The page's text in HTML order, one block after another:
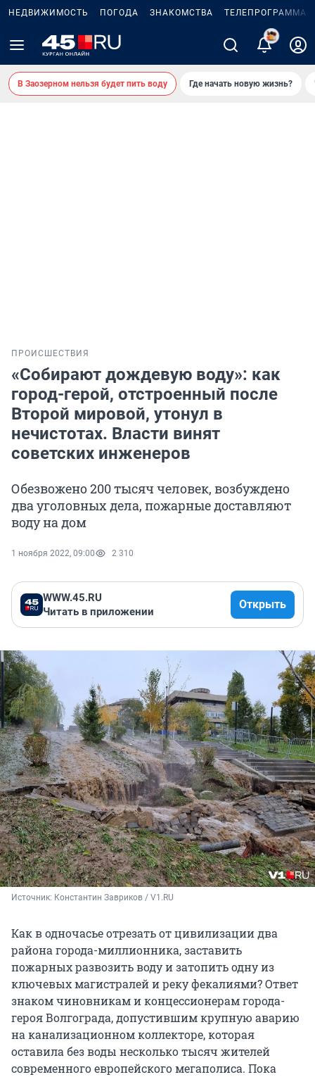
НЕДВИЖИМОСТЬ ПОГОДА ЗНАКОМСТВА ТЕЛЕПРОГРАММА
В Заозерном нельзя будет пить воду Где начать новую жизнь?
ПРОИСШЕСТВИЯ
«Собирают дождевую воду»: как
город-герой, отстроенный после
Второй мировой, утонул в
нечистотах. Власти винят
советских инженеров
Обезвожено 200 тысяч человек, возбуждено
два уголовных дела, пожарные доставляют
воду на дом
1 ноября 2022, 09:00 2 310
WWW.45.RU
Читать в приложении
Открыть
Источник: Константин Завриков / V1.RU
Как в одночасье отрезать от цивилизации два
района города-миллионника, заставить
пожарных развозить воду и затопить одну из
ключевых магистралей и реку фекалиями? Ответ
знаком чиновникам и концессионерам города-
героя Волгограда, допустившим крупную аварию
на канализационном коллекторе, которая
оставила без воды несколько тысяч жителей
современного европейского мегаполиса. Пока